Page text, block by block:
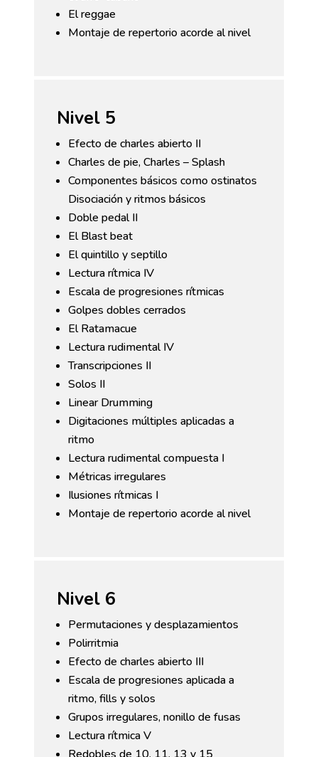
El reggae
Montaje de repertorio acorde al nivel
Nivel 5
Efecto de charles abierto II
Charles de pie, Charles – Splash
Componentes básicos como ostinatos
Disociación y ritmos básicos
Doble pedal II
El Blast beat
El quintillo y septillo
Lectura rítmica IV
Escala de progresiones rítmicas
Golpes dobles cerrados
El Ratamacue
Lectura rudimental IV
Transcripciones II
Solos II
Linear Drumming
Digitaciones múltiples aplicadas a
ritmo
Lectura rudimental compuesta I
Métricas irregulares
Ilusiones rítmicas I
Montaje de repertorio acorde al nivel
Nivel 6
Permutaciones y desplazamientos
Polirritmia
Efecto de charles abierto III
Escala de progresiones aplicada a
ritmo, fills y solos
Grupos irregulares, nonillo de fusas
Lectura rítmica V